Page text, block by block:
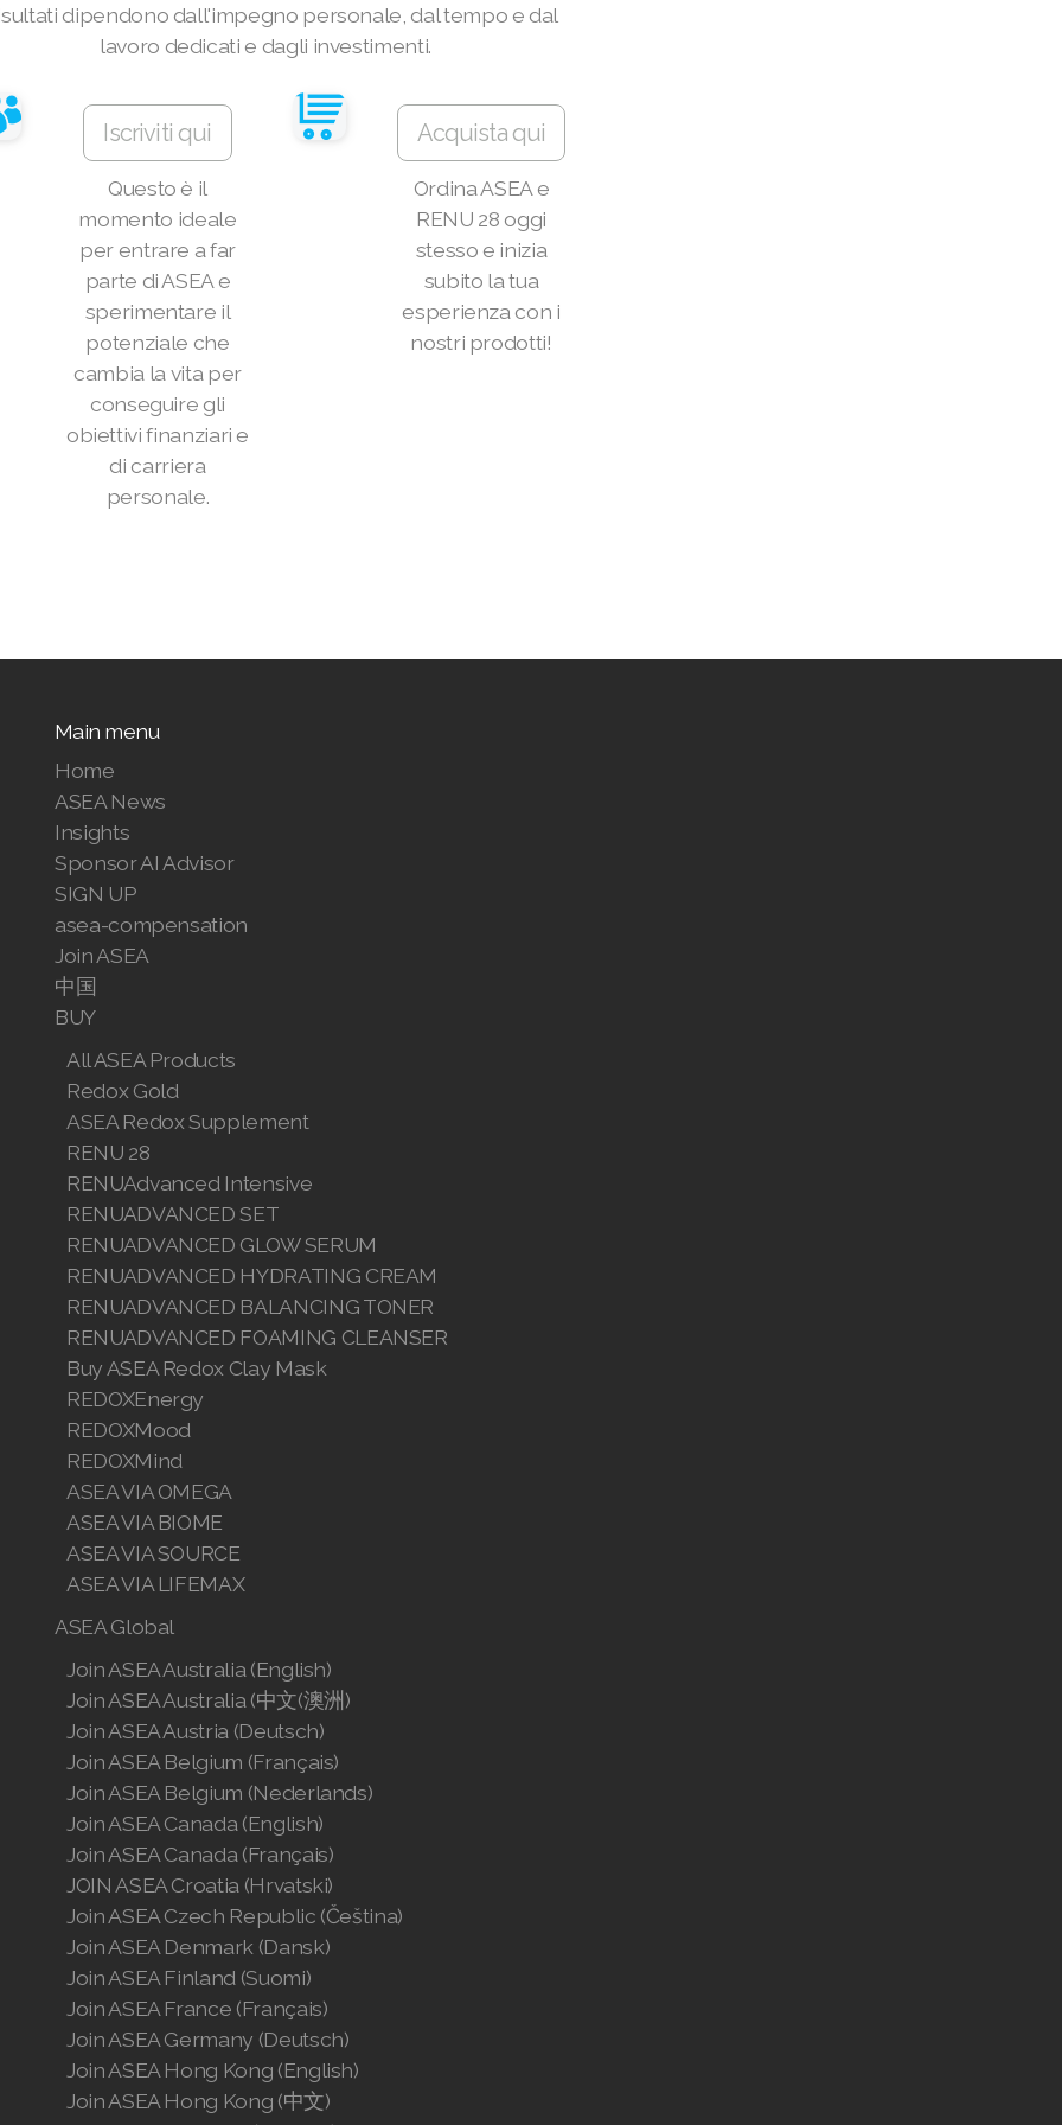
dipendono dall'impegno personale, dal tempo e dal
lavoro dedicati e dagli investimenti.
Iscriviti qui
Questo è il
momento ideale
per entrare a far
parte di ASEA e
sperimentare il
potenziale che
cambia la vita per
conseguire gli
obiettivi finanziari e
di carriera
personale.
Acquista qui
Ordina ASEA e
RENU 28 oggi
stesso e inizia
subito la tua
esperienza con i
nostri prodotti!
Main menu
Home
ASEA News
Insights
Sponsor AI Advisor
SIGN UP
asea-compensation
Join ASEA
中国
BUY
All ASEA Products
Redox Gold
ASEA Redox Supplement
RENU 28
RENUAdvanced Intensive
RENUADVANCED SET
RENUADVANCED GLOW SERUM
RENUADVANCED HYDRATING CREAM
RENUADVANCED BALANCING TONER
RENUADVANCED FOAMING CLEANSER
Buy ASEA Redox Clay Mask
REDOXEnergy
REDOXMood
REDOXMind
ASEA VIA OMEGA
ASEA VIA BIOME
ASEA VIA SOURCE
ASEA VIA LIFEMAX
ASEA Global
Join ASEA Australia (English)
Join ASEA Australia (中文(澳洲)
Join ASEA Austria (Deutsch)
Join ASEA Belgium (Français)
Join ASEA Belgium (Nederlands)
Join ASEA Canada (English)
Join ASEA Canada (Français)
JOIN ASEA Croatia (Hrvatski)
Join ASEA Czech Republic (Čeština)
Join ASEA Denmark (Dansk)
Join ASEA Finland (Suomi)
Join ASEA France (Français)
Join ASEA Germany (Deutsch)
Join ASEA Hong Kong (English)
Join ASEA Hong Kong (中文)